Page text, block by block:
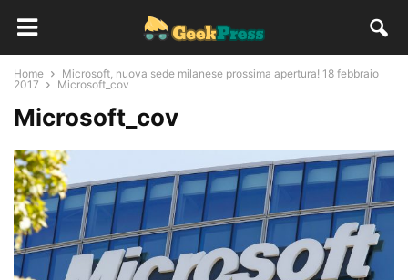
Home
Microsoft, nuova sede milanese prossima apertura! 18 febbraio
2017
Microsoft_cov
Microsoft_cov